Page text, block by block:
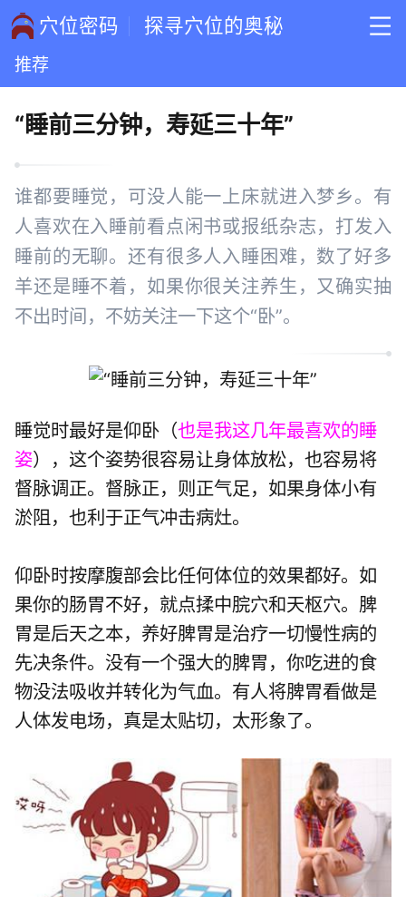
穴位密码 探寻穴位的奥秘
推荐
“睡前三分钟，寿延三十年”
谁都要睡觉，可没人能一上床就进入梦乡。有
人喜欢在入睡前看点闲书或报纸杂志，打发入
睡前的无聊。还有很多人入睡困难，数了好多
羊还是睡不着，如果你很关注养生，又确实抽
不出时间，不妨关注一下这个“卧”。
睡觉时最好是仰卧（也是我这几年最喜欢的睡
姿），这个姿势很容易让身体放松，也容易将
督脉调正。督脉正，则正气足，如果身体小有
淤阻，也利于正气冲击病灶。
仰卧时按摩腹部会比任何体位的效果都好。如
果你的肠胃不好，就点揉中脘穴和天枢穴。脾
胃是后天之本，养好脾胃是治疗一切慢性病的
先决条件。没有一个强大的脾胃，你吃进的食
物没法吸收并转化为气血。有人将脾胃看做是
人体发电场，真是太贴切，太形象了。